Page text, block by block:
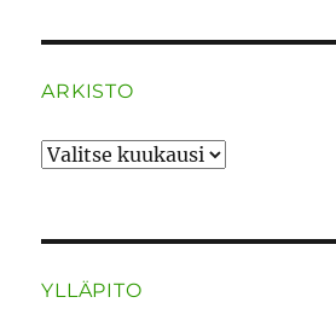
ARKISTO
ARKISTO
YLLÄPITO